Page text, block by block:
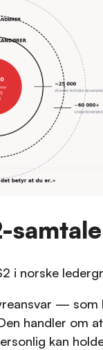
i norske
— som
handler om
kan